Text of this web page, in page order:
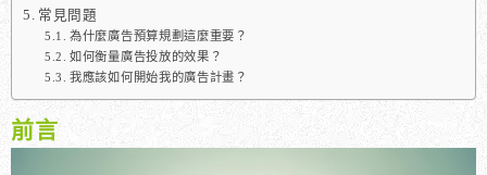
常見問題
為什麼廣告預算規劃這麼重要？
如何衡量廣告投放的效果？
我應該如何開始我的廣告計畫？
前言